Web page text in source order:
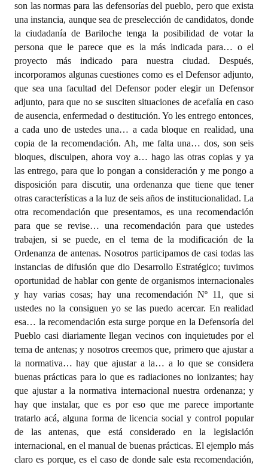
son las normas para las defensorías del pueblo, pero que exista
una instancia, aunque sea de preselección de candidatos, donde
la ciudadanía de Bariloche tenga la posibilidad de votar la
persona que le parece que es la más indicada para… o el
proyecto más indicado para nuestra ciudad. Después,
incorporamos algunas cuestiones como es el Defensor adjunto,
que sea una facultad del Defensor poder elegir un Defensor
adjunto, para que no se susciten situaciones de acefalía en caso
de ausencia, enfermedad o destitución. Yo les entrego entonces,
a cada uno de ustedes una… a cada bloque en realidad, una
copia de la recomendación. Ah, me falta una… dos, son seis
bloques, disculpen, ahora voy a… hago las otras copias y ya
las entrego, para que lo pongan a consideración y me pongo a
disposición para discutir, una ordenanza que tiene que tener
otras características a la luz de seis años de institucionalidad. La
otra recomendación que presentamos, es una recomendación
para que se revise… una recomendación para que ustedes
trabajen, si se puede, en el tema de la modificación de la
Ordenanza de antenas. Nosotros participamos de casi todas las
instancias de difusión que dio Desarrollo Estratégico; tuvimos
oportunidad de hablar con gente de organismos internacionales
y hay varias cosas; hay una recomendación Nº 11, que si
ustedes no la consiguen yo se las puedo acercar. En realidad
esa… la recomendación esta surge porque en la Defensoría del
Pueblo casi diariamente llegan vecinos con inquietudes por el
tema de antenas; y nosotros creemos que, primero que ajustar a
la normativa… hay que ajustar a la… a lo que se considera
buenas prácticas para lo que es radiaciones no ionizantes; hay
que ajustar a la normativa internacional nuestra ordenanza; y
hay que instalar, que es por eso que me parece importante
tratarlo acá, alguna forma de licencia social y control popular
de las antenas, que está considerado en la legislación
internacional, en el manual de buenas prácticas. El ejemplo más
claro es porque, es el caso de donde sale esta recomendación,